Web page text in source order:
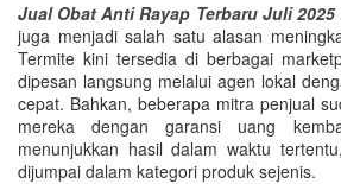
Jual Obat Anti Rayap Terbaru Juli 2025
juga menjadi salah satu alasan
Termite kini tersedia di berbagai
dipesan langsung melalui agen lokal
cepat. Bahkan, beberapa mitra penjual
mereka dengan garansi uang
menunjukkan hasil dalam waktu
dijumpai dalam kategori produk sejenis.